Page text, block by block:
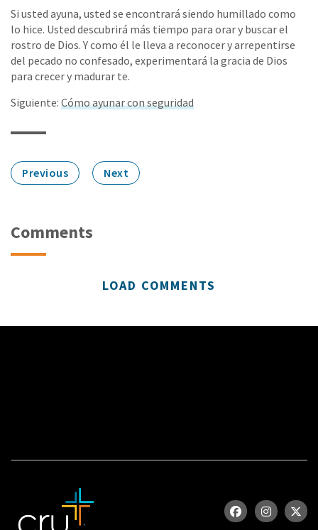
Si usted ayuna, usted se encontrará siendo humillado como
lo hice. Usted descubrirá más tiempo para orar y buscar el
rostro de Dios. Y como él le lleva a reconocer y arrepentirse
del pecado no confesado, experimentará la gracia de Dios
para crecer y madurar te.
Siguiente: Cómo ayunar con seguridad
Previous Next
Comments
LOAD COMMENTS